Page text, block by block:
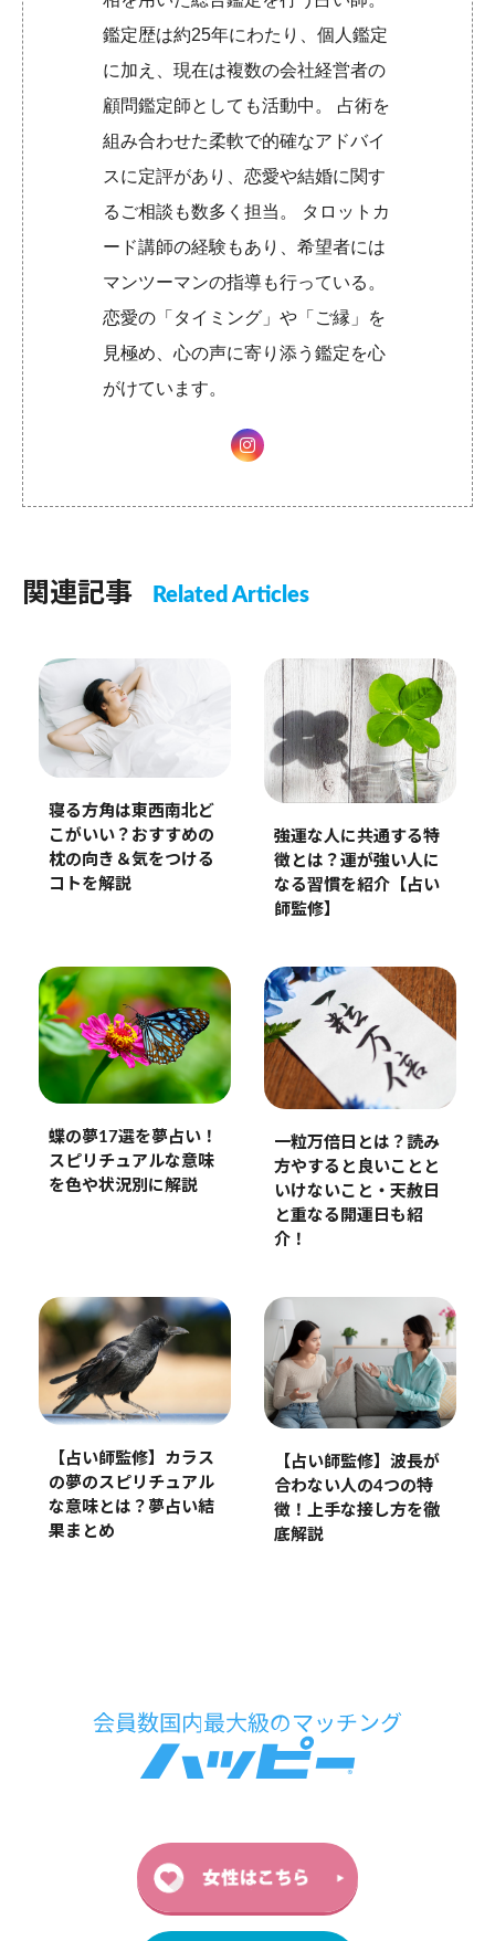
鑑定歴は約25年にわたり、個人鑑定
に加え、現在は複数の会社経営者の
顧問鑑定師としても活動中。 占術を
組み合わせた柔軟で的確なアドバイ
スに定評があり、恋愛や結婚に関す
るご相談も数多く担当。 タロットカ
ード講師の経験もあり、希望者には
マンツーマンの指導も行っている。
恋愛の「タイミング」や「ご縁」を
見極め、心の声に寄り添う鑑定を心
がけています。
関連記事 Related Articles
寝る方角は東西南北ど
こがいい？おすすめの
枕の向き＆気をつける
コトを解説
強運な人に共通する特
徴とは？運が強い人に
なる習慣を紹介【占い
師監修】
蝶の夢17選を夢占い！
スピリチュアルな意味
を色や状況別に解説
一粒万倍日とは？読み
方やすると良いことと
いけないこと・天赦日
と重なる開運日も紹
介！
【占い師監修】カラス
の夢のスピリチュアル
な意味とは？夢占い結
果まとめ
【占い師監修】波長が
合わない人の4つの特
徴！上手な接し方を徹
底解説